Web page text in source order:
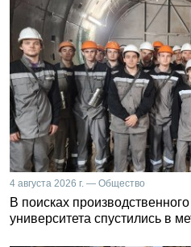
4 августа 2026 г. — Общество
В поисках
университета спустились в